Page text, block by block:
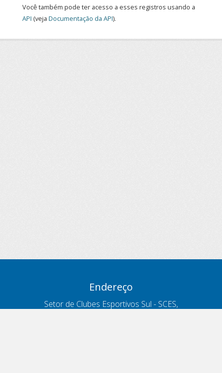
Você também pode ter acesso a esses registros usando a
API (veja Documentação da API).
Endereço
Setor de Clubes Esportivos Sul - SCES,